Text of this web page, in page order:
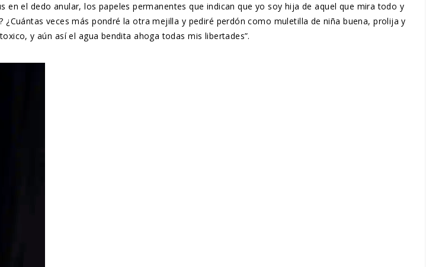
el dedo anular, los papeles permanentes que indican que yo soy hija de aquel que mira todo y
veces más pondré la otra mejilla y pediré perdón como muletilla de niña buena, prolija y
y aún así el agua bendita ahoga todas mis libertades”.